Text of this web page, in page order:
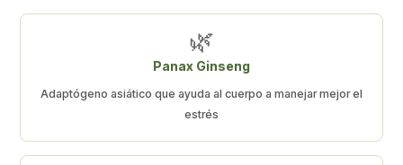
🌿
Panax Ginseng
Adaptógeno asiático que ayuda al cuerpo a manejar mejor el
estrés